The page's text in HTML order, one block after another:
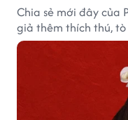
Chia sẻ mới đây của
giả thêm thích thú, tò